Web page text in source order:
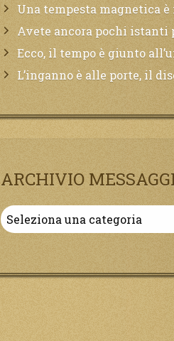
Una tempesta magnetica è in corso, questa generazione patirà. Il black out non tarderà ad arrivare e tutta la
Avete ancora pochi istanti per convertirvi, non perdete tempo, la sciagura arriverà all’improvviso e per chi non si sarà preparato
Ecco, il tempo è giunto all’unione del Padre con il figlio, non avete che da attendere
L’inganno è alle porte, il disordine degli ordinati urlerà perdono, ma sarà troppo tardi, il tradimento
ARCHIVIO
Archivio
Messaggi